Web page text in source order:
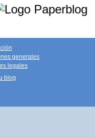
generales
legales
blog